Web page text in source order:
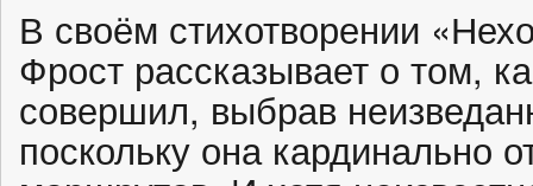
В своём стихотворении
Фрост рассказывает о том,
совершил, выбрав
поскольку она кардинально